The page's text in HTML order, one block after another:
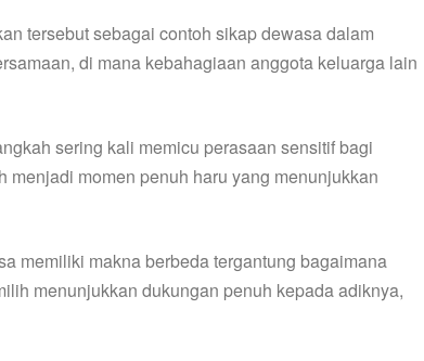
tersebut sebagai contoh sikap dewasa dalam
di mana kebahagiaan anggota keluarga lain
sering kali memicu perasaan sensitif bagi
momen penuh haru yang menunjukkan
memiliki makna berbeda tergantung bagaimana
menunjukkan dukungan penuh kepada adiknya,